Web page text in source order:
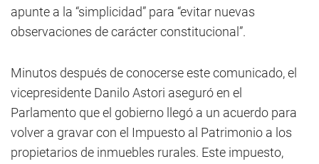
apunte a la “simplicidad” para “evitar nuevas
observaciones de carácter constitucional”.
Minutos después de conocerse este comunicado, el
vicepresidente Danilo Astori aseguró en el
Parlamento que el gobierno llegó a un acuerdo para
volver a gravar con el Impuesto al Patrimonio a los
propietarios de inmuebles rurales. Este impuesto,